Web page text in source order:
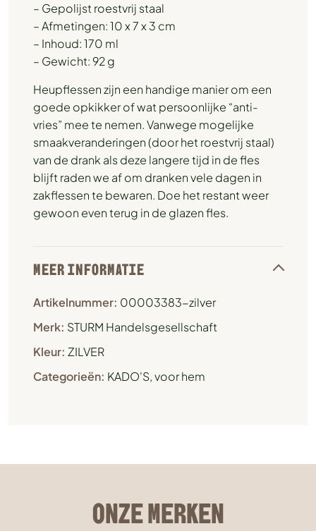
– Gepolijst roestvrij staal
– Afmetingen: 10 x 7 x 3 cm
– Inhoud: 170 ml
– Gewicht: 92 g
Heupflessen zijn een handige manier om een ​​
goede opkikker of wat persoonlijke “anti-
vries” mee te nemen. Vanwege mogelijke
smaakveranderingen (door het roestvrij staal)
van de drank als deze langere tijd in de fles
blijft raden we af om dranken vele dagen in
zakflessen te bewaren. Doe het restant weer
gewoon even terug in de glazen fles.
MEER INFORMATIE
Artikelnummer: 00003383-zilver
Merk: STURM Handelsgesellschaft
Kleur: ZILVER
Categorieën: KADO'S,voor hem
ONZE MERKEN